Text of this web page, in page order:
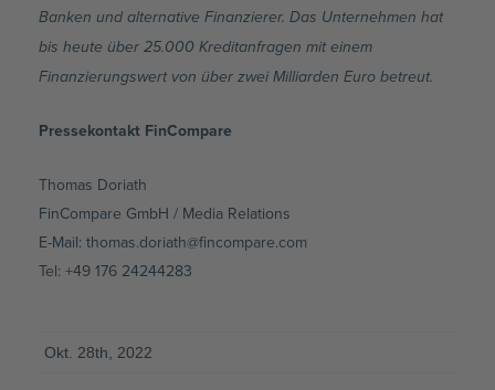
Banken und alternative Finanzierer. Das Unternehmen hat
bis heute über 25.000 Kreditanfragen mit einem
Finanzierungswert von über zwei Milliarden Euro betreut.
Pressekontakt FinCompare
Thomas Doriath
FinCompare GmbH / Media Relations
E-Mail: thomas.doriath@fincompare.com
Tel: +49 176 24244283
Okt. 28th, 2022